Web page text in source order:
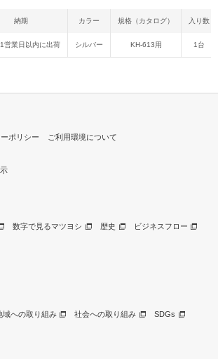
納期 カラー 規格（カタログ） 入り数
営業日以内に出荷 シルバー KH-613用 1台
ポリシー ご利用環境について
数字で見るマツヨシ 歴史 ビジネスフロー
域への取り組み 社会への取り組み SDGs